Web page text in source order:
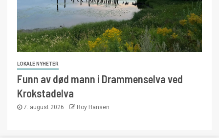
LOKALE NYHETER
Funn av død mann i Drammenselva ved
Krokstadelva
7. august 2026 Roy Hansen